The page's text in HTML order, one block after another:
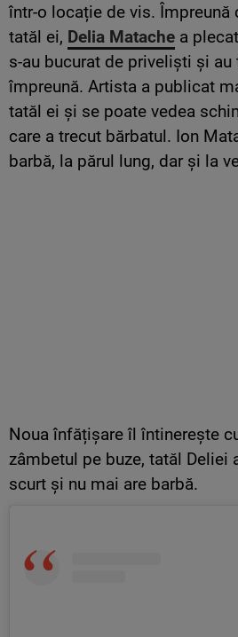
într-o locație de vis. Împreună
tatăl ei, Delia Matache a
s-au bucurat de priveliști și
împreună. Artista a publicat
tatăl ei și se poate vedea
care a trecut bărbatul. Ion
barbă, la părul lung, dar și la
Noua înfățișare îl întinerește
zâmbetul pe buze, tatăl Deliei
scurt și nu mai are barbă.